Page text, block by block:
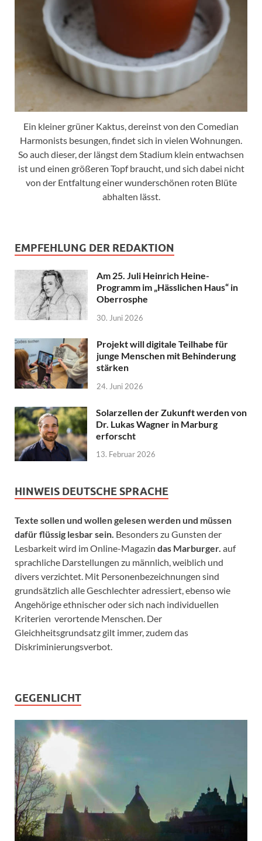
Ein kleiner grüner Kaktus, dereinst von den Comedian
Harmonists besungen, findet sich in vielen Wohnungen.
So auch dieser, der längst dem Stadium klein entwachsen
ist und einen größeren Topf braucht, und sich dabei nicht
von der Entfaltung einer wunderschönen roten Blüte
abhalten lässt.
EMPFEHLUNG DER REDAKTION
Am 25. Juli Heinrich Heine-
Programm im „Hässlichen Haus“ in
Oberrosphe
30. Juni 2026
Projekt will digitale Teilhabe für
junge Menschen mit Behinderung
stärken
24. Juni 2026
Solarzellen der Zukunft werden von
Dr. Lukas Wagner in Marburg
erforscht
13. Februar 2026
HINWEIS DEUTSCHE SPRACHE
Texte sollen und wollen gelesen werden und müssen
dafür flüssig lesbar sein. Besonders zu Gunsten der
Lesbarkeit wird im Online-Magazin das Marburger. auf
sprachliche Darstellungen zu männlich, weiblich und
divers verzichtet. Mit Personenbezeichnungen sind
grundsätzlich alle Geschlechter adressiert, ebenso wie
Angehörige ethnischer oder sich nach individuellen
Kriterien verortende Menschen. Der
Gleichheitsgrundsatz gilt immer, zudem das
Diskriminierungsverbot.
GEGENLICHT